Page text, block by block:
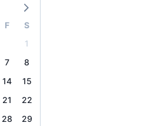
F
S
1
7
8
14
15
21
22
28
29